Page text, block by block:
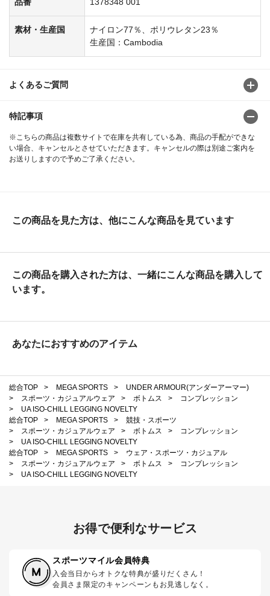
素材・生産国
ナイロン77％、ポリウレタン23％
生産国：Cambodia
よくあるご質問
特記事項
※こちらの商品は複数サイトで在庫を共有している為、商品の手配ができな
い場合、キャンセルとさせていただきます。キャンセルの際は別途ご案内を
お送りしますので予めご了承ください。
この商品を見た方は、他にこんな商品を見ています
この商品を購入された方は、一緒にこんな商品を購入して
います。
あなたにおすすめのアイテム
総合TOP > MEGA SPORTS >
UNDER ARMOUR(アンダーアーマー)
>
スポーツ・カジュアルウェア > ボトムス >
コンプレッション
>
UA ISO-CHILL LEGGING NOVELTY
総合TOP
> MEGA SPORTS >
競技・スポーツ
>
スポーツ・カジュアルウェア > ボトムス >
コンプレッション
>
UA ISO-CHILL LEGGING NOVELTY
総合TOP
> MEGA SPORTS >
ウェア・スポーツ・カジュアル
>
スポーツ・カジュアルウェア > ボトムス >
コンプレッション
>
UA ISO-CHILL LEGGING NOVELTY
お得で便利なサービス
スポーツマイル会員特典
入会当日からオトクな特典が盛りだくさん！
会員さま限定のキャンペーンもお見逃しなく。